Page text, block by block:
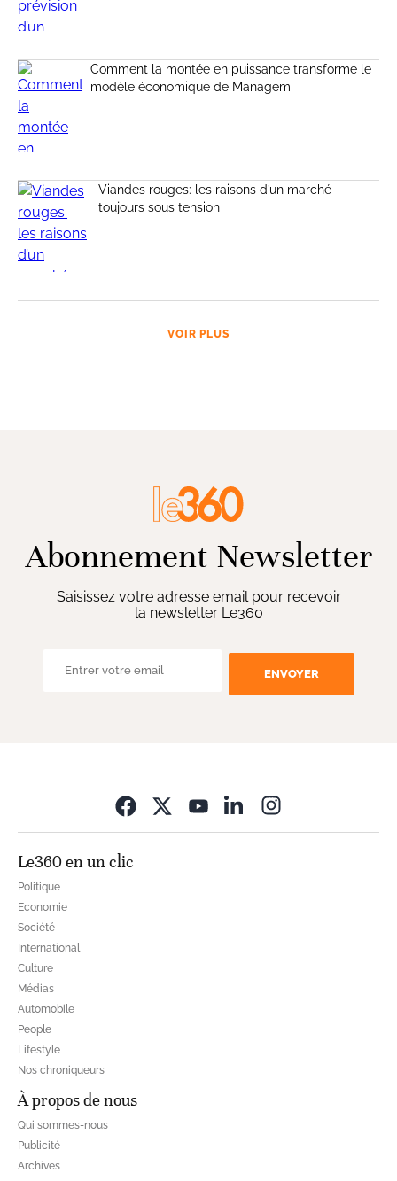
Comment la montée en puissance transforme le
modèle économique de Managem
Viandes rouges: les raisons d’un marché
toujours sous tension
VOIR PLUS
Abonnement Newsletter
Saisissez votre adresse email pour recevoir
la newsletter Le360
ENVOYER
Le360 en un clic
Politique
Economie
Société
International
Culture
Médias
Automobile
People
Lifestyle
Nos chroniqueurs
À propos de nous
Qui sommes-nous
Publicité
Archives